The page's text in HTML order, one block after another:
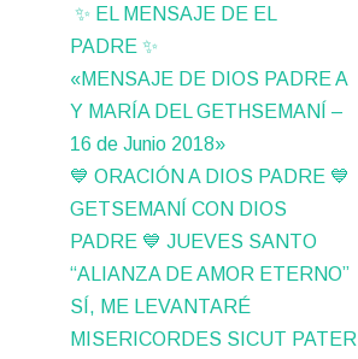
✨ EL MENSAJE DE EL
PADRE ✨
«MENSAJE DE DIOS PADRE A
Y MARÍA DEL GETHSEMANÍ –
16 de Junio 2018»
💙 ORACIÓN A DIOS PADRE 💙
GETSEMANÍ CON DIOS
PADRE 💙 JUEVES SANTO
“ALIANZA DE AMOR ETERNO”
SÍ, ME LEVANTARÉ
MISERICORDES SICUT PATER